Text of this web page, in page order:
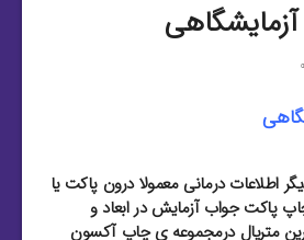
0
اطلاعات درمانی معمولا درون پاکت یا
پاکت جواب آزمایش در ابعاد و
متریال درمجموعه ی چاپ آکسون